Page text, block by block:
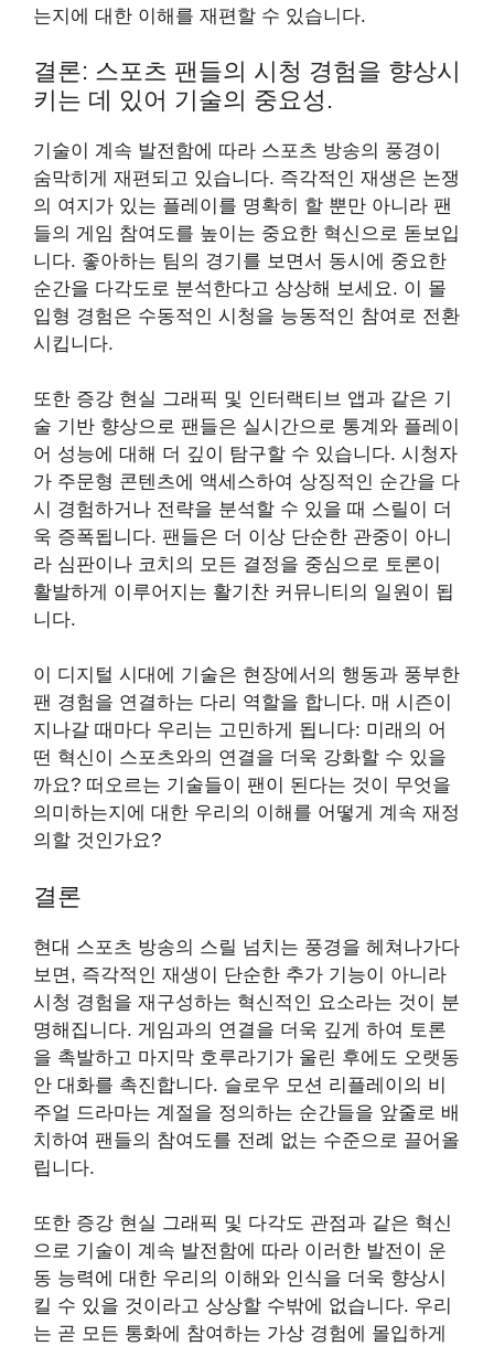
는지에 대한 이해를 재편할 수 있습니다.
결론: 스포츠 팬들의 시청 경험을 향상시
키는 데 있어 기술의 중요성.
기술이 계속 발전함에 따라 스포츠 방송의 풍경이
숨막히게 재편되고 있습니다. 즉각적인 재생은 논쟁
의 여지가 있는 플레이를 명확히 할 뿐만 아니라 팬
들의 게임 참여도를 높이는 중요한 혁신으로 돋보입
니다. 좋아하는 팀의 경기를 보면서 동시에 중요한
순간을 다각도로 분석한다고 상상해 보세요. 이 몰
입형 경험은 수동적인 시청을 능동적인 참여로 전환
시킵니다.
또한 증강 현실 그래픽 및 인터랙티브 앱과 같은 기
술 기반 향상으로 팬들은 실시간으로 통계와 플레이
어 성능에 대해 더 깊이 탐구할 수 있습니다. 시청자
가 주문형 콘텐츠에 액세스하여 상징적인 순간을 다
시 경험하거나 전략을 분석할 수 있을 때 스릴이 더
욱 증폭됩니다. 팬들은 더 이상 단순한 관중이 아니
라 심판이나 코치의 모든 결정을 중심으로 토론이
활발하게 이루어지는 활기찬 커뮤니티의 일원이 됩
니다.
이 디지털 시대에 기술은 현장에서의 행동과 풍부한
팬 경험을 연결하는 다리 역할을 합니다. 매 시즌이
지나갈 때마다 우리는 고민하게 됩니다: 미래의 어
떤 혁신이 스포츠와의 연결을 더욱 강화할 수 있을
까요? 떠오르는 기술들이 팬이 된다는 것이 무엇을
의미하는지에 대한 우리의 이해를 어떻게 계속 재정
의할 것인가요?
결론
현대 스포츠 방송의 스릴 넘치는 풍경을 헤쳐나가다
보면, 즉각적인 재생이 단순한 추가 기능이 아니라
시청 경험을 재구성하는 혁신적인 요소라는 것이 분
명해집니다. 게임과의 연결을 더욱 깊게 하여 토론
을 촉발하고 마지막 호루라기가 울린 후에도 오랫동
안 대화를 촉진합니다. 슬로우 모션 리플레이의 비
주얼 드라마는 계절을 정의하는 순간들을 앞줄로 배
치하여 팬들의 참여도를 전례 없는 수준으로 끌어올
립니다.
또한 증강 현실 그래픽 및 다각도 관점과 같은 혁신
으로 기술이 계속 발전함에 따라 이러한 발전이 운
동 능력에 대한 우리의 이해와 인식을 더욱 향상시
킬 수 있을 것이라고 상상할 수밖에 없습니다. 우리
는 곧 모든 통화에 참여하는 가상 경험에 몰입하게